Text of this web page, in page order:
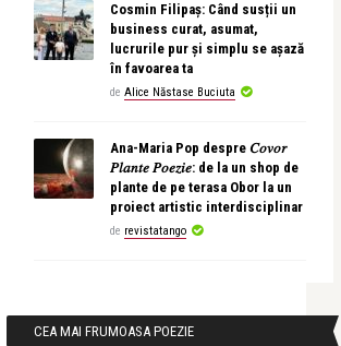
Cosmin Filipaș: Când susții un
business curat, asumat,
lucrurile pur și simplu se așază
în favoarea ta
de Alice Năstase Buciuta
Ana-Maria Pop despre 𝐶𝑜𝑣𝑜𝑟
𝑃𝑙𝑎𝑛𝑡𝑒 𝑃𝑜𝑒𝑧𝑖𝑒: de la un shop de
plante de pe terasa Obor la un
proiect artistic interdisciplinar
de revistatango
CEA MAI FRUMOASA POEZIE